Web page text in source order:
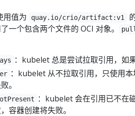
用值为 quay.io/crio/artifact:v1
一个包含两个文件的 OCI 对象。
：kubelet 总是尝试拉取引用，如
：kubelet 从不拉取引用，只使用
。
：kubelet 会在引用已不在
容器创建将失败。